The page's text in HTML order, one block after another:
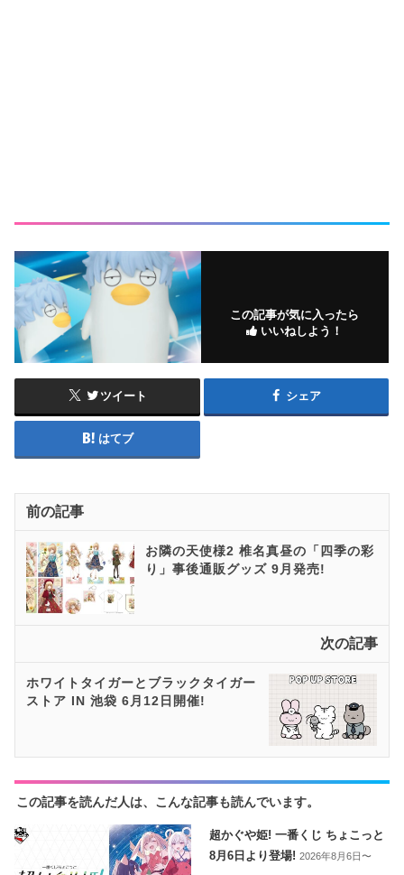
この記事が気に入ったら
いいねしよう！
ツイート シェア
はてブ
前の記事
お隣の天使様2 椎名真昼の「四季の彩
り」事後通販グッズ 9月発売!
次の記事
ホワイトタイガーとブラックタイガー
ストア IN 池袋 6月12日開催!
この記事を読んだ人は、こんな記事も読んでいます。
超かぐや姫! 一番くじ ちょこっと
8月6日より登場!2026年8月6日〜